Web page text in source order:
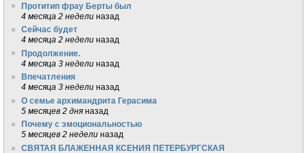
Протитип фрау Берты был
4 месяца 2 недели назад
Сейчас будет
4 месяца 2 недели назад
Продолжение.
4 месяца 3 недели назад
Впечатления
4 месяца 3 недели назад
О семье архимандрита Герасима
5 месяцев 2 дня назад
Почему с эмоциональностью
5 месяцев 2 недели назад
СВЯТАЯ БЛАЖЕННАЯ КСЕНИЯ ПЕТЕРБУРГСКАЯ